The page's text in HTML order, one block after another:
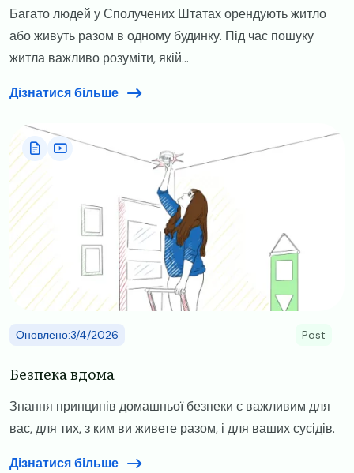
Багато людей у Сполучених Штатах орендують житло
або живуть разом в одному будинку. Під час пошуку
житла важливо розуміти, якій...
Дізнатися більше
Image
Оновлено:3/4/2026 Post
Безпека вдома
Знання принципів домашньої безпеки є важливим для
вас, для тих, з ким ви живете разом, і для ваших сусідів.
Дізнатися більше